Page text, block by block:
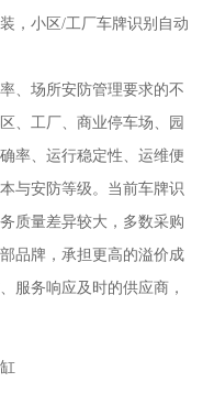
，小区/工厂车牌识别自动
场所安防管理要求的不
、工厂、商业停车场、园
率、运行稳定性、运维便
与安防等级。当前车牌识
质量差异较大，多数采购
品牌，承担更高的溢价成
服务响应及时的供应商，